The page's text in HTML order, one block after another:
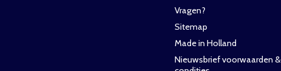
Vragen?
Sitemap
Made in Holland
Nieuwsbrief voorwaarden &